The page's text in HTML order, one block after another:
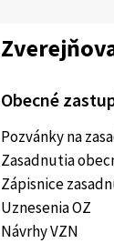
Obecné
Pozvánky na
Zasadnutia
Zápisnice
Uznesenia OZ
Návrhy VZN